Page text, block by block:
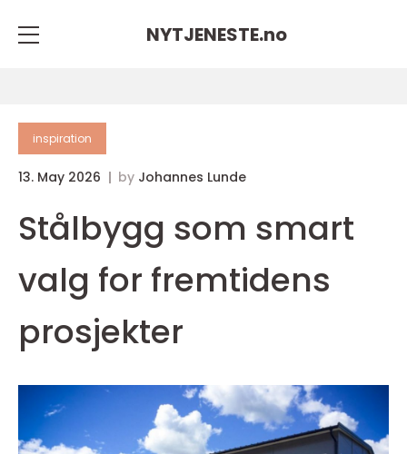
NYTJENESTE.no
inspiration
13. May 2026 by Johannes Lunde
Stålbygg som smart
valg for fremtidens
prosjekter